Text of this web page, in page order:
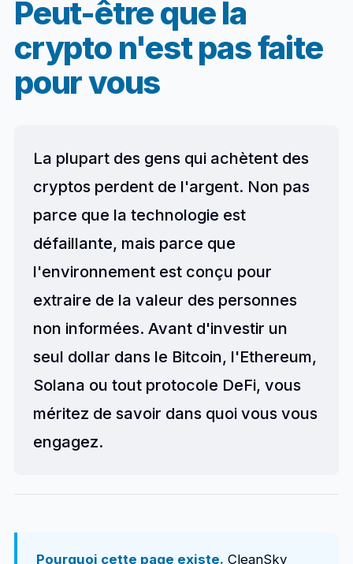
Peut-être que la
crypto n'est pas faite
pour vous
La plupart des gens qui achètent des
cryptos perdent de l'argent. Non pas
parce que la technologie est
défaillante, mais parce que
l'environnement est conçu pour
extraire de la valeur des personnes
non informées. Avant d'investir un
seul dollar dans le Bitcoin, l'Ethereum,
Solana ou tout protocole DeFi, vous
méritez de savoir dans quoi vous vous
engagez.
Pourquoi cette page existe. CleanSky